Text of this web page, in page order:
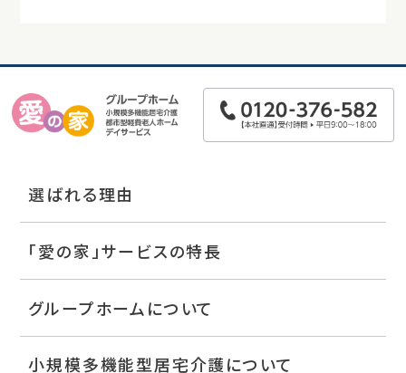
選ばれる理由
「愛の家」サービスの特長
グループホームについて
小規模多機能型居宅介護について